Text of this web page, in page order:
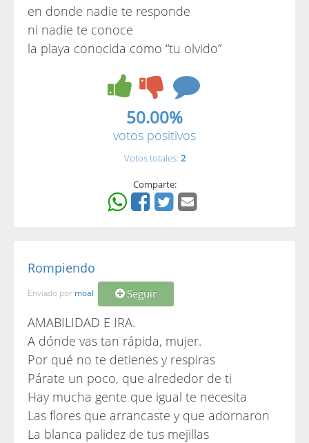
en donde nadie te responde
ni nadie te conoce
la playa conocida como “tu olvido”
50.00%
votos positivos
Votos totales: 2
Comparte:
Rompiendo
Enviado por moal Seguir
AMABILIDAD E IRA.
A dónde vas tan rápida, mujer.
Por qué no te detienes y respiras
Párate un poco, que alrededor de ti
Hay mucha gente que igual te necesita
Las flores que arrancaste y que adornaron
La blanca palidez de tus mejillas